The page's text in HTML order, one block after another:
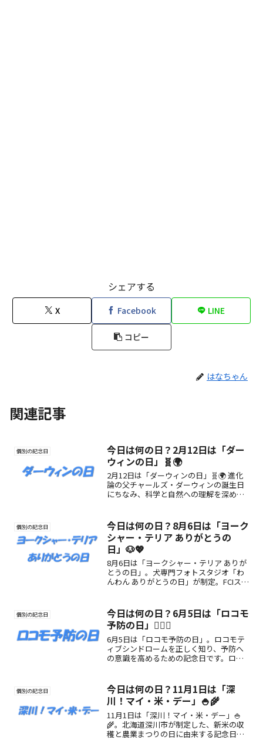
シェアする
X Facebook LINE
コピー
はなちゃん
関連記事
個別の記念日
今日は何の日？2月12日は「ダー
ウィンの日」🧬🌍
2月12日は「ダーウィンの日」🧬🌍 進化
論の父チャールズ・ダーウィンの誕生日
にちなみ、科学と自然への理解を深める
個別の記念日
今日は何の日？8月6日は「ヨーク
シャー・テリア ありがとうの
日」🐶💖
8月6日は「ヨークシャー・テリア ありが
とうの日」。犬専門フォトスタジオ「わ
んわん ありがとうの日」が制定。FCIスタ
介します。
個別の記念日
今日は何の日？6月5日は「ロコモ
予防の日」🚶‍♀️✨
6月5日は「ロコモ予防の日」。ロコモテ
ィブシンドロームを正しく知り、予防へ
の意識を高めるための記念日です。ロコ
個別の記念日
今日は何の日？11月1日は「深
川！マイ・米・デー」🍚🌾
11月1日は「深川！マイ・米・デー」🍚
🌾。北海道深川市が制定した、新米の収
穫と農業まつりの日に由来する記念日で